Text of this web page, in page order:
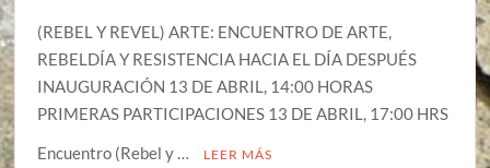
(REBEL Y REVEL) ARTE: ENCUENTRO DE ARTE,
REBELDÍA Y RESISTENCIA HACIA EL DÍA DESPUÉS
INAUGURACIÓN 13 DE ABRIL, 14:00 HORAS
PRIMERAS PARTICIPACIONES 13 DE ABRIL, 17:00 HRS
Encuentro (Rebel y …
LEER MÁS